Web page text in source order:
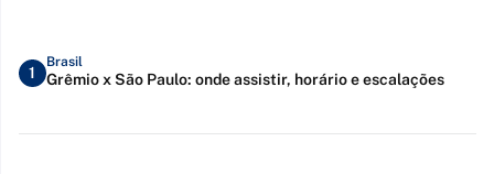
1
Brasil
Grêmio x São Paulo: onde assistir, horário e escalações